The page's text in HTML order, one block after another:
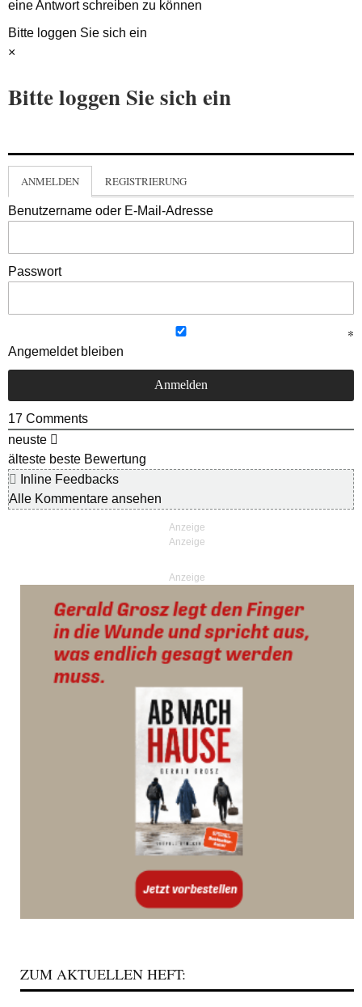
eine Antwort schreiben zu können
Bitte loggen Sie sich ein
×
Bitte loggen Sie sich ein
ANMELDEN REGISTRIERUNG
Benutzername oder E-Mail-Adresse
Passwort
Angemeldet bleiben
17 Comments
neuste
älteste beste Bewertung
Inline Feedbacks
Alle Kommentare ansehen
Anzeige
ZUM AKTUELLEN HEFT: